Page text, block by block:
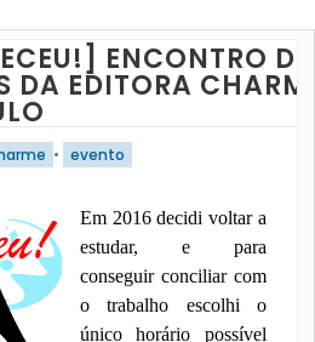
ENCONTRO DE
DA EDITORA
• evento
Em 2016 decidi voltar a
estudar, e para
conseguir conciliar com
o trabalho escolhi o
único horário possível